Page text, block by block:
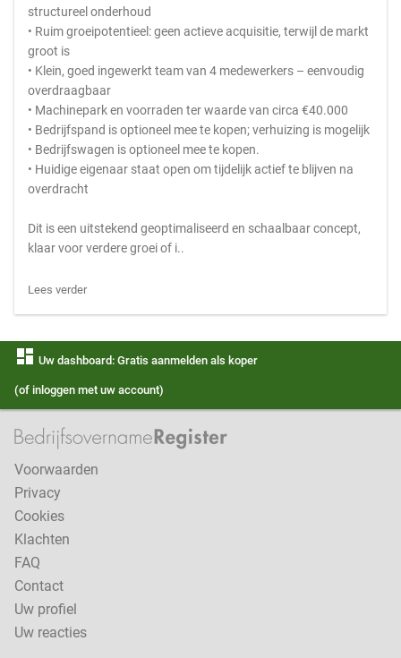
structureel onderhoud
• Ruim groeipotentieel: geen actieve acquisitie, terwijl de markt
groot is
• Klein, goed ingewerkt team van 4 medewerkers – eenvoudig
overdraagbaar
• Machinepark en voorraden ter waarde van circa €40.000
• Bedrijfspand is optioneel mee te kopen; verhuizing is mogelijk
• Bedrijfswagen is optioneel mee te kopen.
• Huidige eigenaar staat open om tijdelijk actief te blijven na
overdracht
Dit is een uitstekend geoptimaliseerd en schaalbaar concept,
klaar voor verdere groei of i..
Lees verder
dashboard Uw dashboard: Gratis aanmelden als koper
(of inloggen met uw account)
Voorwaarden
Privacy
Cookies
Klachten
FAQ
Contact
Uw profiel
Uw reacties